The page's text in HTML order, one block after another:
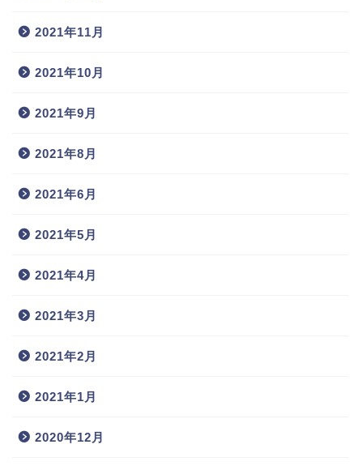
2021年11月
2021年10月
2021年9月
2021年8月
2021年6月
2021年5月
2021年4月
2021年3月
2021年2月
2021年1月
2020年12月